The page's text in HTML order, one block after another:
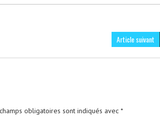
Article suivant
obligatoires sont indiqués avec *